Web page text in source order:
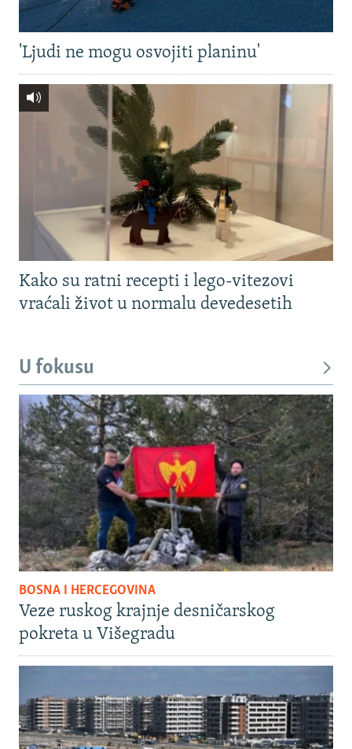
'Ljudi ne mogu osvojiti planinu'
Kako su ratni recepti i lego-vitezovi
vraćali život u normalu devedesetih
U fokusu
BOSNA I HERCEGOVINA
Veze ruskog krajnje desničarskog
pokreta u Višegradu